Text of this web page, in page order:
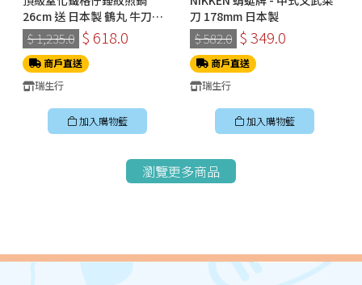
26cm 送 日本製 鶴丸 牛刀
180mm
$ 1,235.0 $ 618.0
商戶直送
瑞生行
加入購物籃
刀 178mm 日本製
$ 582.0 $ 349.0
商戶直送
瑞生行
加入購物籃
瀏覽更多商品